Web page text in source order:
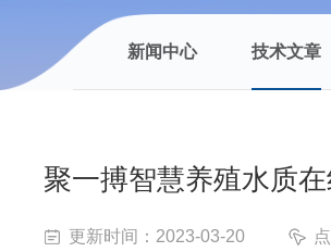
新闻中心 技术文章
聚一搏智慧养殖水质
更新时间：2023-03-20